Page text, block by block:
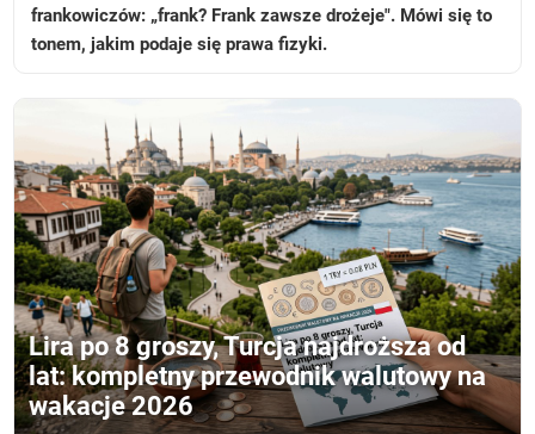
frankowiczów: „frank? Frank zawsze drożeje". Mówi się to
tonem, jakim podaje się prawa fizyki.
Lira po 8 groszy, Turcja najdroższa od
lat: kompletny przewodnik walutowy na
wakacje 2026